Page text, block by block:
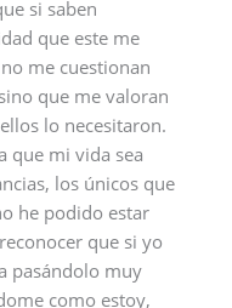
si saben
que este me
me cuestionan
que me valoran
lo necesitaron.
que mi vida sea
los únicos que
he podido estar
que si yo
pasándolo muy
como estoy,